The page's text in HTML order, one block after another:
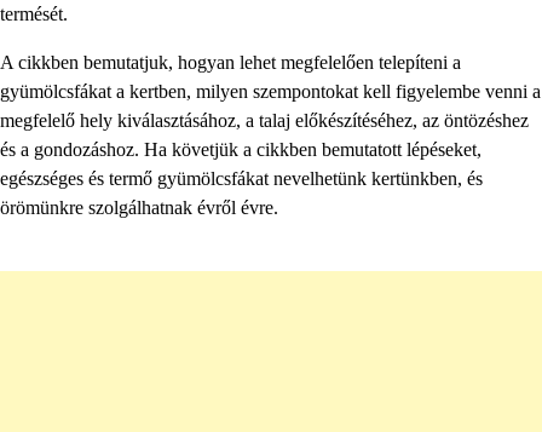
termését.
A cikkben bemutatjuk, hogyan lehet megfelelően telepíteni a
gyümölcsfákat a kertben, milyen szempontokat kell figyelembe venni a
megfelelő hely kiválasztásához, a talaj előkészítéséhez, az öntözéshez
és a gondozáshoz. Ha követjük a cikkben bemutatott lépéseket,
egészséges és termő gyümölcsfákat nevelhetünk kertünkben, és
örömünkre szolgálhatnak évről évre.